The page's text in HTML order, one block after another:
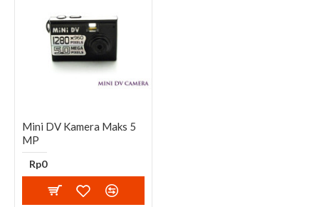
Mini DV Kamera Maks 5
MP
Rp0